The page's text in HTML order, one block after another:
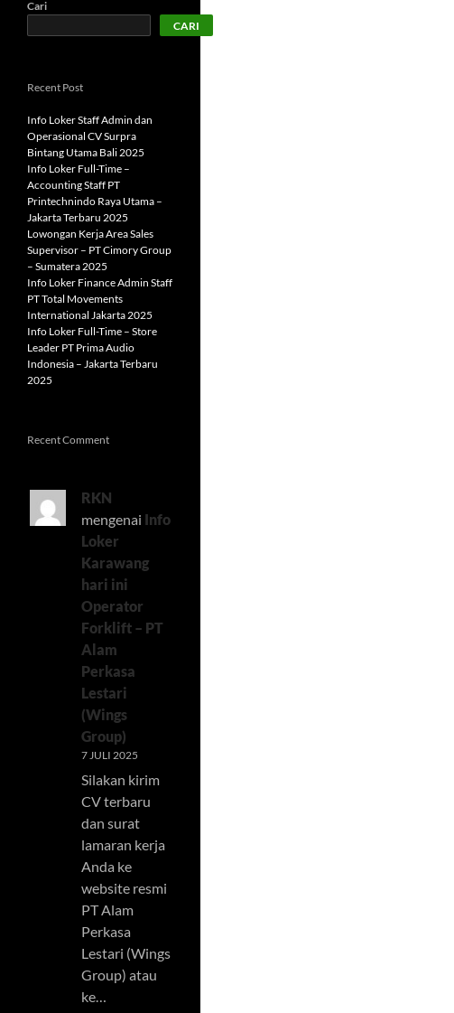
Cari
CARI
Recent Post
Info Loker Staff Admin dan
Operasional CV Surpra
Bintang Utama Bali 2025
Info Loker Full-Time –
Accounting Staff PT
Printechnindo Raya Utama –
Jakarta Terbaru 2025
Lowongan Kerja Area Sales
Supervisor – PT Cimory Group
– Sumatera 2025
Info Loker Finance Admin Staff
PT Total Movements
International Jakarta 2025
Info Loker Full-Time – Store
Leader PT Prima Audio
Indonesia – Jakarta Terbaru
2025
Recent Comment
RKN
mengenai Info
Loker
Karawang
hari ini
Operator
Forklift – PT
Alam
Perkasa
Lestari
(Wings
Group)
7 JULI 2025
Silakan kirim
CV terbaru
dan surat
lamaran kerja
Anda ke
website resmi
PT Alam
Perkasa
Lestari (Wings
Group) atau
ke…